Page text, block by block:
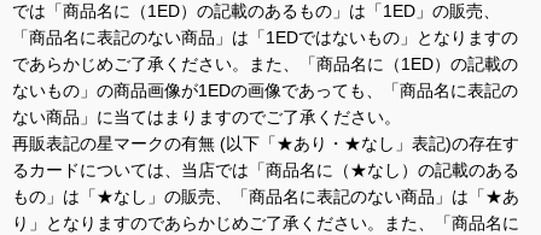
では「商品名に（1ED）の記載のあるもの」は「1ED」の販売、
「商品名に表記のない商品」は「1EDではないもの」となりますの
であらかじめご了承ください。また、「商品名に（1ED）の記載の
ないもの」の商品画像が1EDの画像であっても、「商品名に表記の
ない商品」に当てはまりますのでご了承ください。
再販表記の星マークの有無 (以下「★あり・★なし」表記)の存在す
るカードについては、当店では「商品名に（★なし）の記載のある
もの」は「★なし」の販売、「商品名に表記のない商品」は「★あ
り」となりますのであらかじめご了承ください。また、「商品名に